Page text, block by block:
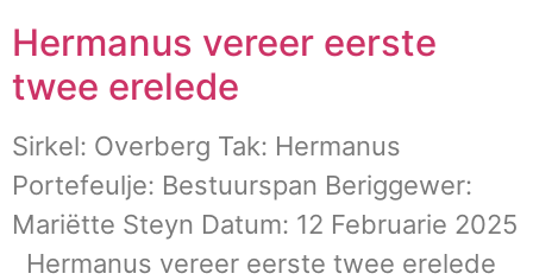
Hermanus vereer eerste
twee erelede
Sirkel: Overberg Tak: Hermanus
Portefeulje: Bestuurspan Beriggewer:
Mariëtte Steyn Datum: 12 Februarie 2025
Hermanus vereer eerste twee erelede